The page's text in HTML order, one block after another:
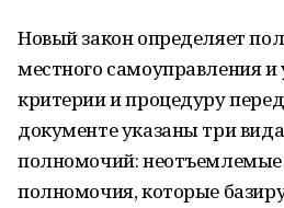
Новый закон определяет
местного самоуправления и
критерии и процедуру
документе указаны три
полномочий:
полномочия, которые